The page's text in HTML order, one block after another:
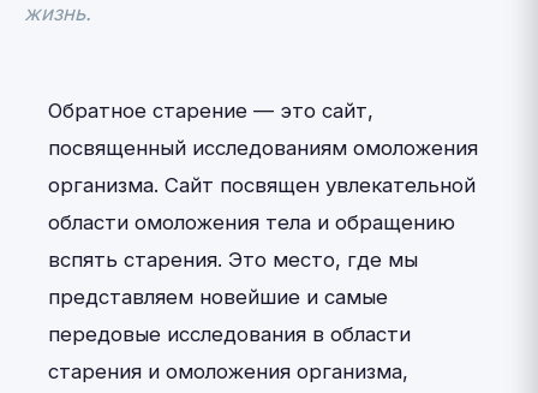
жизнь.
Обратное старение — это сайт,
посвященный исследованиям омоложения
организма. Сайт посвящен увлекательной
области омоложения тела и обращению
вспять старения. Это место, где мы
представляем новейшие и самые
передовые исследования в области
старения и омоложения организма,